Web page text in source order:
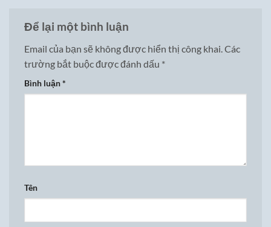
Để lại một bình luận
Email của bạn sẽ không được hiển thị công khai.Các
trường bắt buộc được đánh dấu *
Bình luận*
Tên